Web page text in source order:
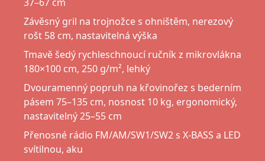
Závěsný gril na trojnožce s ohništěm, nerezový
rošt 58 cm, nastavitelná výška
Tmavě šedý rychleschnoucí ručník z mikrovlákna
180×100 cm, 250 g/m², lehký
Dvouramenný popruh na křovinořez s bederním
pásem 75–135 cm, nosnost 10 kg, ergonomický,
nastavitelný 25–55 cm
Přenosné rádio FM/AM/SW1/SW2 s X-BASS a LED
svítilnou, aku